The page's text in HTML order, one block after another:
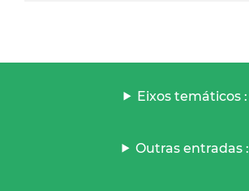
Eixos temáticos :
Outras entradas :